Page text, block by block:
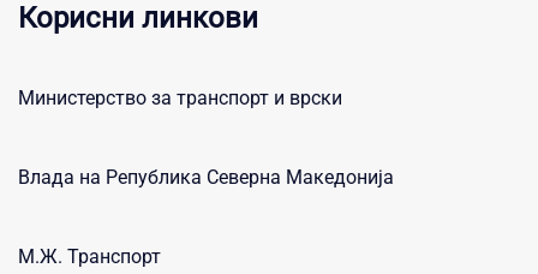
Корисни линкови
Министерство за транспорт и врски
Влада на Република Северна Македонија
М.Ж. Транспорт